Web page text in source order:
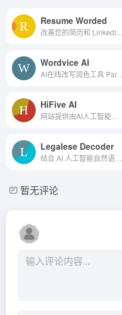
Resume Worded
Wordvice AI
HiFive AI
Legalese Decoder
暂无评论